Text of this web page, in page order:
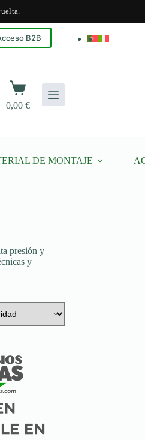
B2B
Carro
de
compra
0,00 €
DE MONTAJE
presión y
y